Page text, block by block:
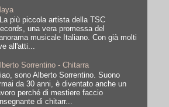
più piccola artista della TSC
una vera promessa del
musicale Italiano. Con già molti
all'atti...
Sorrentino - Chitarra
sono Alberto Sorrentino. Suono
da 30 anni, è diventato anche un
perché di mestiere faccio
di chitarr...